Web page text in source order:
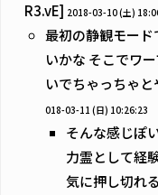
R3.vE] 2018-03-10 (土)
最初の静観モー
いかな そこでワ
いでちゃっちゃ
018-03-11 (日) 10:26:23
そんな感じぽ
力霊として経
気に押し切れ